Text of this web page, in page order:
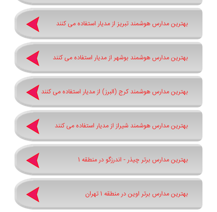
بهترین مدارس هوشمند تبریز از مدیار استفاده می کنند
بهترین مدارس هوشمند بوشهر از مدیار استفاده می کنند
بهترین مدارس هوشمند کرج (البرز) از مدیار استفاده می کنند
بهترین مدارس هوشمند شیراز از مدیار استفاده می کنند
بهترین مدارس برتر چیذر - اندرزگو در منطقه 1
بهترین مدارس برتر اوین در منطقه 1 تهران